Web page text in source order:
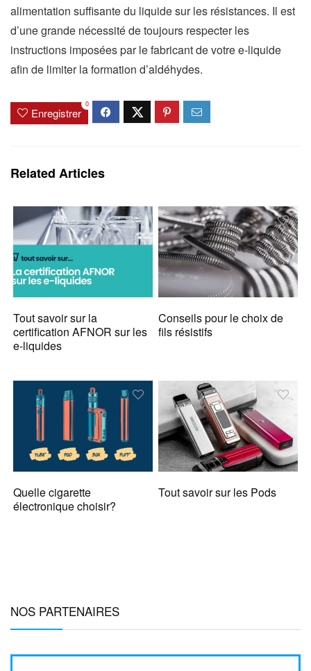
alimentation suffisante du liquide sur les résistances. Il est
d’une grande nécessité de toujours respecter les
instructions imposées par le fabricant de votre e-liquide
afin de limiter la formation d’aldéhydes.
Enregistrer
0
Related Articles
Tout savoir sur la
certification AFNOR sur les
e-liquides
Conseils pour le choix de
fils résistifs
Quelle cigarette
électronique choisir?
Tout savoir sur les Pods
NOS PARTENAIRES